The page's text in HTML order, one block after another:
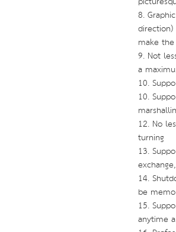
8.
make
9. Not
a
10.
10.
12. No
turning
13.
14.
be
15.
anytime